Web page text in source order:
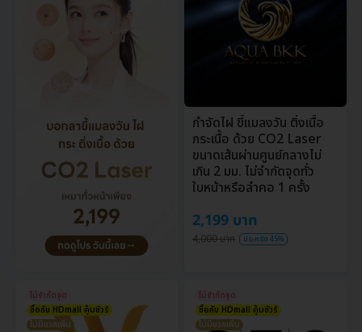
กำจัดไฝ ขี้แมลงวัน ติ่งเนื้อ
กระเนื้อ ด้วย CO2 Laser
ขนาดเส้นผ่านศูนย์กลางไม่
เกิน 2 มม. ไม่จำกัดจุดทั่ว
ใบหน้าหรือลำคอ 1 ครั้ง
2,199 บาท
4,000 บาท ประหยัด 45%
ไม่จำกัดจุด
ซื้อกับ HDmall คุ้มชัวร์
ไม่มีบวกเพิ่ม
ไม่จำกัดจุด
ซื้อกับ HDmall คุ้มชัวร์
ไม่มีบวกเพิ่ม